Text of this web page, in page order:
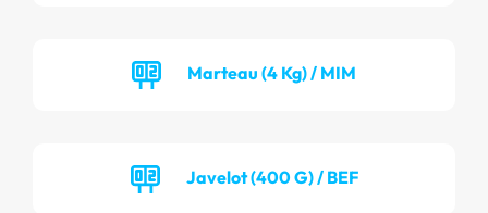
Marteau (4 Kg) / MIM
Javelot (400 G) / BEF